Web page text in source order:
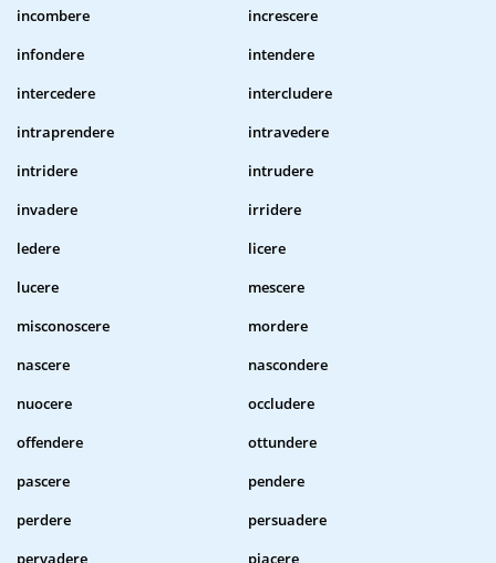
incombere
increscere
infondere
intendere
intercedere
intercludere
intraprendere
intravedere
intridere
intrudere
invadere
irridere
ledere
licere
lucere
mescere
misconoscere
mordere
nascere
nascondere
nuocere
occludere
offendere
ottundere
pascere
pendere
perdere
persuadere
pervadere
piacere